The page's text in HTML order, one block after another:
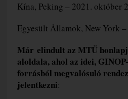
Kína, Peking – 2021. október
Egyesült Államok, New York
Már elindult az MTÜ
aloldala, ahol az idei,
forrásból megvalósuló
jelentkezni: